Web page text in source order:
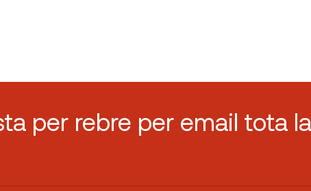
per rebre per email tota la